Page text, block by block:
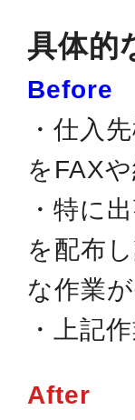
具体的
Before
・仕入
をFAX
・特に
を配布
な作業
・上記
After